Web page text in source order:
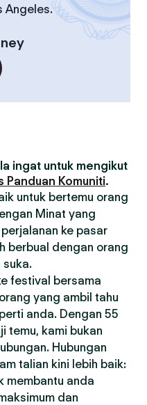
Angeles.
ingat untuk mengikut
Panduan Komuniti.
untuk bertemu orang
Minat yang
ke pasar
berbual dengan orang
festival bersama
yang ambil tahu
anda. Dengan 55
temu, kami bukan
Hubungan
talian kini lebih baik:
membantu anda
dan